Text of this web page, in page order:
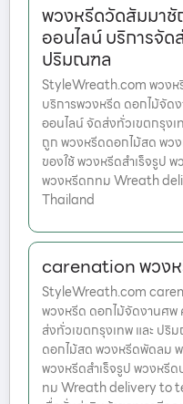
พวงหรีดวัดสัมมา
ออนไลน์ บริการจัด
ปริมณฑล
StyleWreath.com พวง
บริการพวงหรีด ดอกไม้จัด
ออนไลน์ จัดส่งทั่วเขตกรุง
ถูก พวงหรีดดอกไม้สด พว
ของใช้ พวงหรีดสำเร็จรูป
พวงหรีดกทม Wreath
Thailand
carenation พวง
StyleWreath.com
พวงหรีด ดอกไม้จัดงานศพ
ส่งทั่วเขตกรุงเทพ และ ป
ดอกไม้สด พวงหรีดพัดลม
พวงหรีดสำเร็จรูป พวงหรี
ทม Wreath delivery to